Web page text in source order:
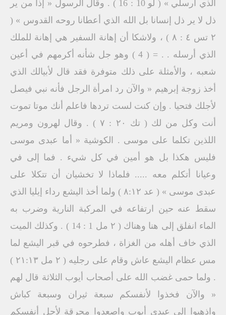
الذي أرسلي » ( لو 10 : 16 ) . وقال الرسول « إذا من ير
ذل لا ير ذل إنسانا بل الله الذي أعطانا روحه القدوس » (
۲ تس ٤ : ٨ ) ، ولاشكا أن إهانة السفير هي إهانة للملك
الذي أرسله . . = ( 4 ) وهو جل شأنه أكرمهم في أعين
شعبه ، والأمثلة على ذلك متوفرة فقد قال لأبيالك الذي
أخذ زوجة إبرهيم « والآن رد امرأة الرجل فأنه نبي فيصل
لأجلك فتحيا . وإن كنت لست تردها فاعلم أنك موتا تموت
أنت وكل من لك ( تك ٢٠ : ٧ ) . وقال لهرون ومريم
اللذين تكلما على موسى . الكوشية « أما عبدى موسى
فليس هكذا بل هو أمين في كل شيء . فما إلى في
وعيانا أتكلم معه ..... فلماذا لا تخشيان أن تتكلا على
عبدى موسى » ( عد ۸:۱۲ ) ولما أخذ اليشع رداء إيليا الذي
سقط عنه حين ارتفاعه في المركبة النارية وضرب به
الماء انفلق إلى هنا وهناك ( ٢ مل 1 : 14 ) . وكذلك الميت
الذي خاف أهله من الغزاة ، فطرحوه في قبر اليشع لما
مس عظام اليشع عاش وقام على رجليه ( ۲ مل ۲۱:۱۳ )
. ولما حمى غضب الله على أصحاب أيوب الثلاثة قال لهم
« والآن فخذوا لأنفسكم سبعة ثيران وسبعة كباش
واذهبوا إلى عبدى أيوب واصعدوا محرقة لأجل أنفسكم